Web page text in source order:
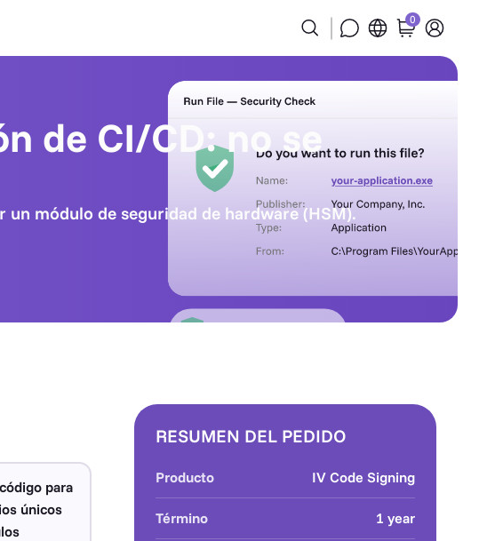
0
de CI/CD: no se
un módulo de seguridad de hardware (HSM).
para
únicos
RESUMEN DEL PEDIDO
Producto IV Code Signing
Término 1 year